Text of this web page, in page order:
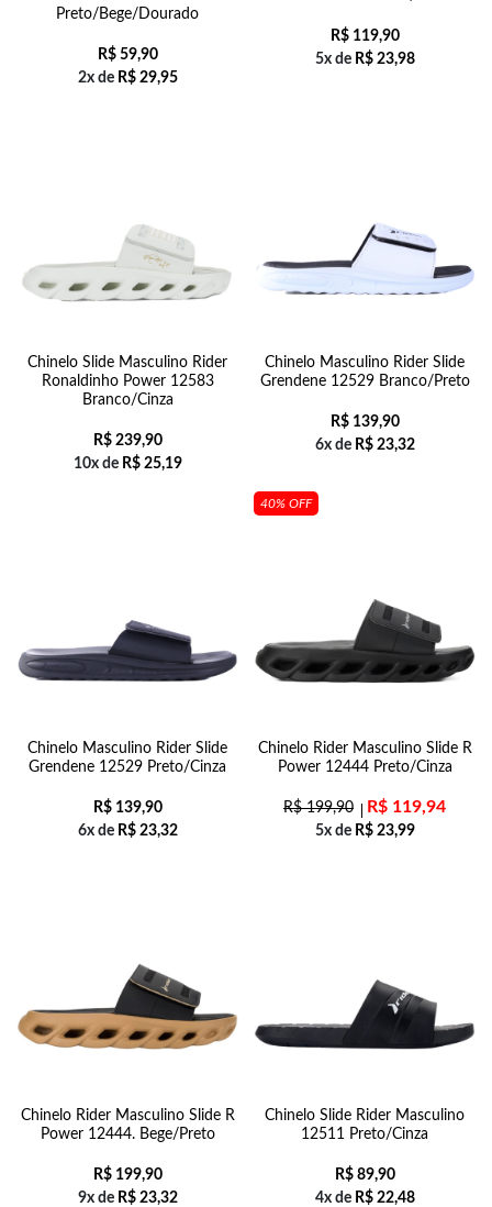
Preto/Bege/Dourado
R$59,90
2x de R$29,95
R$119,90
5x de R$23,98
Chinelo Slide Masculino Rider
Ronaldinho Power 12583
Branco/Cinza
R$239,90
10x de R$25,19
Chinelo Masculino Rider Slide
Grendene 12529 Branco/Preto
R$139,90
6x de R$23,32
Chinelo Masculino Rider Slide
Grendene 12529 Preto/Cinza
R$139,90
6x de R$23,32
40% OFF
Chinelo Rider Masculino Slide R
Power 12444 Preto/Cinza
R$199,90 R$ 119,94
5x de R$23,99
Chinelo Rider Masculino Slide R
Power 12444. Bege/Preto
R$199,90
9x de R$23,32
Chinelo Slide Rider Masculino
12511 Preto/Cinza
R$89,90
4x de R$22,48